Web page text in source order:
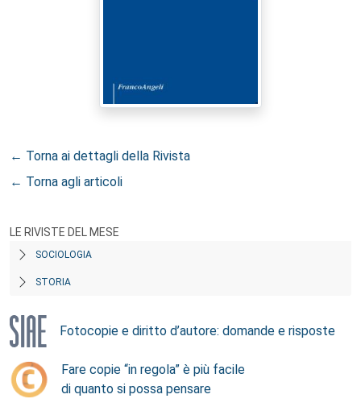
← Torna ai dettagli della Rivista
← Torna agli articoli
LE RIVISTE DEL MESE
SOCIOLOGIA
STORIA
Fotocopie e diritto d’autore: domande e risposte
Fare copie “in regola” è più facile
di quanto si possa pensare